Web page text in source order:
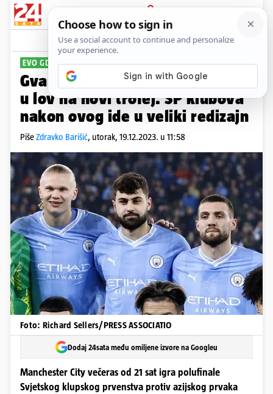
PRIJAVA
Sport Komentari
EVO GDJE GLEDATI
Gvardiol i Kovačić večeras kreću
u lov na novi trofej. SP klubova
nakon ovog ide u veliki redizajn
PišeZdravko Barišić, utorak, 19.12.2023. u 11:58
Foto: Richard Sellers/PRESS ASSOCIATIO
Dodaj 24sata među omiljene izvore na Googleu
Manchester City večeras od 21 sat igra polufinale
Svjetskog klupskog prvenstva protiv azijskog prvaka